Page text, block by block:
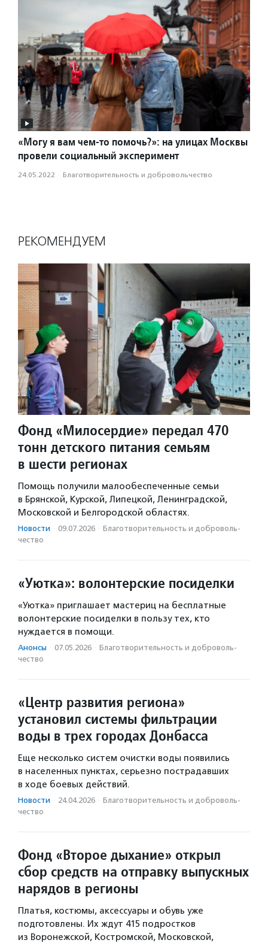
«Могу я вам чем-то помочь?»: на улицах Москвы
провели социальный эксперимент
24.05.2022 · Благотвори­тель­ность и доброволь­чест­во
РЕКОМЕНДУЕМ
Фонд «Милосердие» передал 470
тонн детского питания семьям
в шести регионах
Помощь получили малообеспеченные семьи
в Брянской, Курской, Липецкой, Ленинградской,
Московской и Белгородской областях.
Новости · 09.07.2026 · Благотвори­тель­ность и доброволь­
чест­во
«Уютка»: волонтерские посиделки
«Уютка» приглашает мастериц на бесплатные
волонтерские посиделки в пользу тех, кто
нуждается в помощи.
Анонсы · 07.05.2026 · Благотвори­тель­ность и доброволь­
чест­во
«Центр развития региона»
установил системы фильтрации
воды в трех городах Донбасса
Еще несколько систем очистки воды появились
в населенных пунктах, серьезно пострадавших
в ходе боевых действий.
Новости · 24.04.2026 · Благотвори­тель­ность и доброволь­
чест­во
Фонд «Второе дыхание» открыл
сбор средств на отправку выпускных
нарядов в регионы
Платья, костюмы, аксессуары и обувь уже
подготовлены. Их ждут 415 подростков
из Воронежской, Костромской, Московской,